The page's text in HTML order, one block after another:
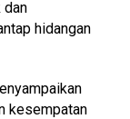
dan
hidangan
kesempatan